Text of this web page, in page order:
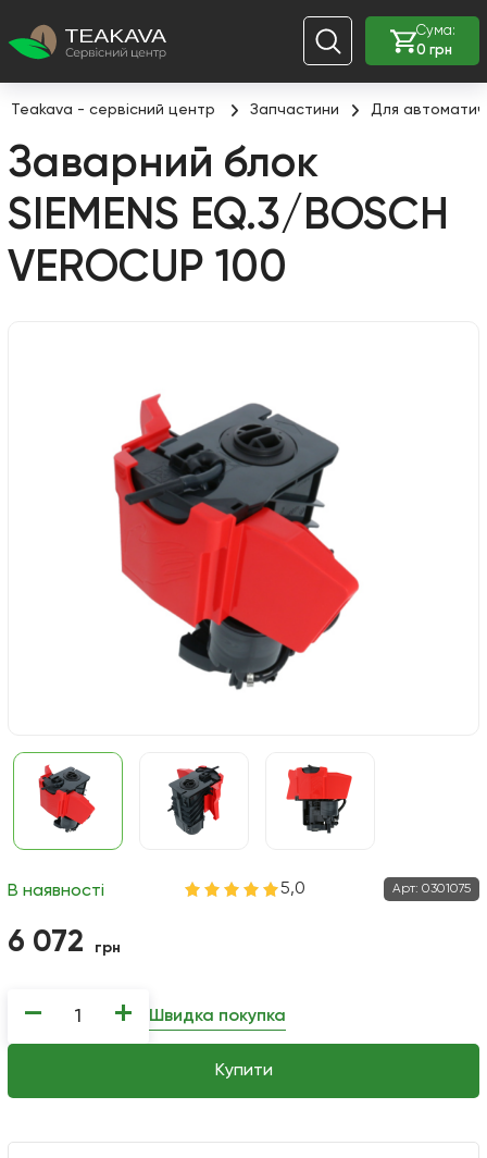
Сума:
0 грн
Teakava - сервісний центр Запчастини Для
Заварний блок
SIEMENS EQ.3/BOSCH
VEROCUP 100
В наявності 5,0 Арт: 0301075
6 072 грн
− +
Купити
Швидка покупка